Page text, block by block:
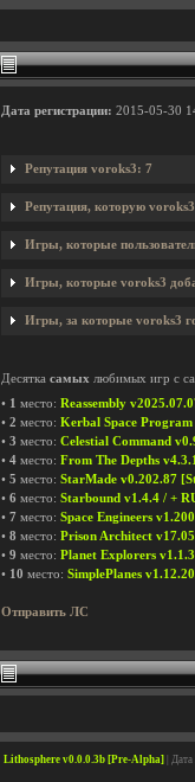
Дата регистрации: 2015-05-30
Репутация voroks3: 7
Репутация, которую
Игры, которые
Игры, которые voroks3
Игры, за которые voroks3
Десятка самых любимых игр с
• 1 место: Reassembly
• 2 место: Kerbal Space
• 3 место: Celestial Command
• 4 место: From The Depths
• 5 место: StarMade v0.202.87
• 6 место: Starbound v1.4.4 / +
• 7 место: Space Engineers
• 8 место: Prison Architect
• 9 место: Planet Explorers v1.1.3
• 10 место: SimplePlanes
Отправить ЛС
Lithosphere v0.0.0.3b [Pre-Alpha] |